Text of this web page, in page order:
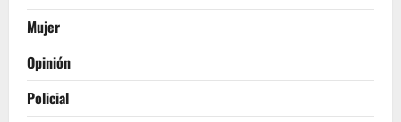
Mujer
Opinión
Policial